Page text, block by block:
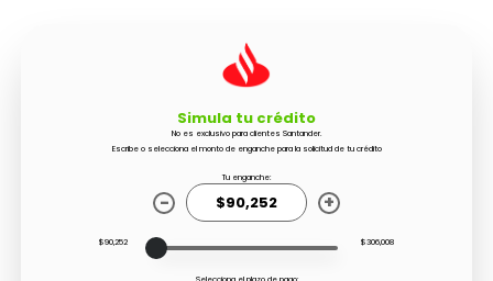
Simula tu crédito
No es exclusivo para clientes Santander.
Escribe o selecciona el monto de enganche para la solicitud de tu crédito
Tu enganche:
- +
$90,252 $306,008